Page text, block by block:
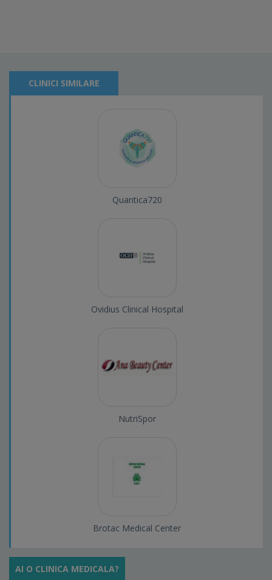
CLINICI SIMILARE
Quantica720
Ovidius Clinical Hospital
NutriSpor
Brotac Medical Center
AI O CLINICA MEDICALA?